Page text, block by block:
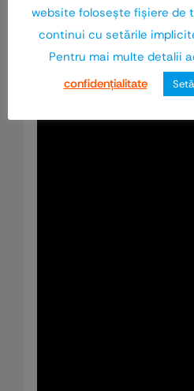
website foloseşte fişiere de
continui cu setările
Pentru mai multe detalii
confidenţialitate